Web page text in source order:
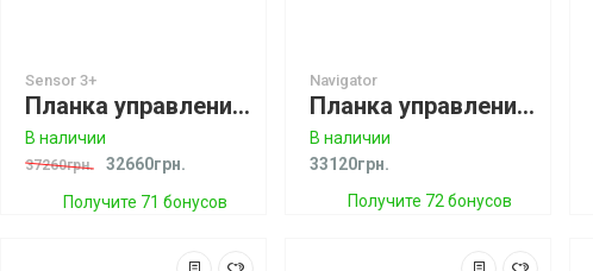
Sensor 3+
Планка управления CORE SENSOR 3S Plus Bar (52cm/18-24m, Ceramic Bearing, Short Leash)
В наличии
37260грн. 32660грн.
Получите 71 бонусов
Navigator
Планка управления North Navigator Control System
В наличии
33120грн.
Получите 72 бонусов